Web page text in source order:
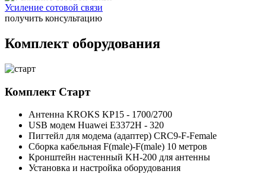
Усиление сотовой связи
получить консультацию
Комплект оборудования
Комплект Старт
Антенна KROKS KP15 - 1700/2700
USB модем Huawei E3372H - 320
Пигтейл для модема (адаптер) CRC9-F-Female
Сборка кабельная F(male)-F(male) 10 метров
Кронштейн настенный KH-200 для антенны
Установка и настройка оборудования